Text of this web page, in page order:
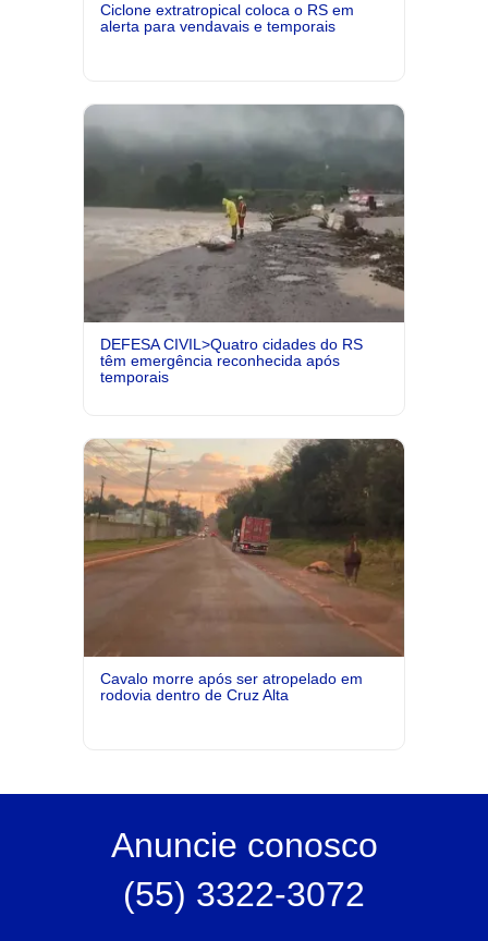
Ciclone extratropical coloca o RS em
alerta para vendavais e temporais
DEFESA CIVIL>Quatro cidades do RS
têm emergência reconhecida após
temporais
Cavalo morre após ser atropelado em
rodovia dentro de Cruz Alta
Anuncie conosco
(55) 3322-3072